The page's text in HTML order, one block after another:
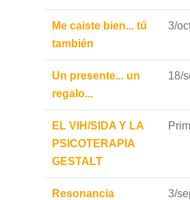
Me caiste bien... tú
también
3/
Un presente... un
regalo...
18/
EL VIH/SIDA Y LA
PSICOTERAPIA
GESTALT
Resonancia
3/